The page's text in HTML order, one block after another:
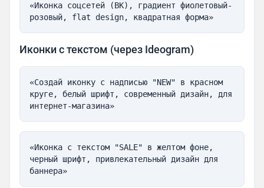
«Иконка соцсетей (ВК), градиент фиолетовый-
розовый, flat design, квадратная форма»
Иконки с текстом (через Ideogram)
«Создай иконку с надписью "NEW" в красном
круге, белый шрифт, современный дизайн, для
интернет-магазина»
«Иконка с текстом "SALE" в желтом фоне,
черный шрифт, привлекательный дизайн для
баннера»